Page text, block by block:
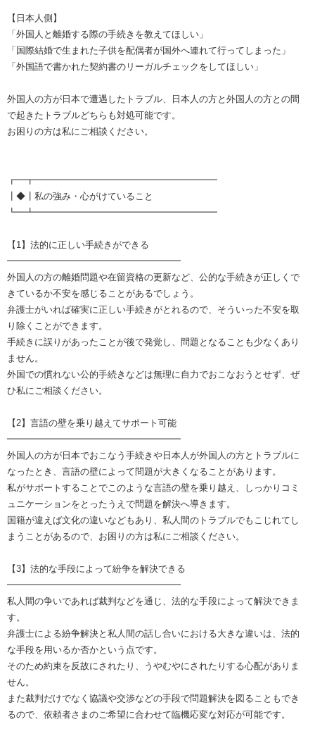
【日本人側】
「外国人と離婚する際の手続きを教えてほしい」
「国際結婚で生まれた子供を配偶者が国外へ連れて行ってしまった」
「外国語で書かれた契約書のリーガルチェックをしてほしい」
外国人の方が日本で遭遇したトラブル、日本人の方と外国人の方との間
で起きたトラブルどちらも対処可能です。
お困りの方は私にご相談ください。
┏━┳━━━━━━━━━━━━━━━━━━━━
┃◆┃私の強み・心がけていること
┗━┻━━━━━━━━━━━━━━━━━━━━
【1】法的に正しい手続きができる
━━━━━━━━━━━━━━━━━━━
外国人の方の離婚問題や在留資格の更新など、公的な手続きが正しくで
きているか不安を感じることがあるでしょう。
弁護士がいれば確実に正しい手続きがとれるので、そういった不安を取
り除くことができます。
手続きに誤りがあったことが後で発覚し、問題となることも少なくあり
ません。
外国での慣れない公的手続きなどは無理に自力でおこなおうとせず、ぜ
ひ私にご相談ください。
【2】言語の壁を乗り越えてサポート可能
━━━━━━━━━━━━━━━━━━━
外国人の方が日本でおこなう手続きや日本人が外国人の方とトラブルに
なったとき、言語の壁によって問題が大きくなることがあります。
私がサポートすることでこのような言語の壁を乗り越え、しっかりコミ
ュニケーションをとったうえで問題を解決へ導きます。
国籍が違えば文化の違いなどもあり、私人間のトラブルでもこじれてし
まうことがあるので、お困りの方は私にご相談ください。
【3】法的な手段によって紛争を解決できる
━━━━━━━━━━━━━━━━━━━
私人間の争いであれば裁判などを通じ、法的な手段によって解決できま
す。
弁護士による紛争解決と私人間の話し合いにおける大きな違いは、法的
な手段を用いるか否かという点です。
そのため約束を反故にされたり、うやむやにされたりする心配がありま
せん。
また裁判だけでなく協議や交渉などの手段で問題解決を図ることもでき
るので、依頼者さまのご希望に合わせて臨機応変な対応が可能です。